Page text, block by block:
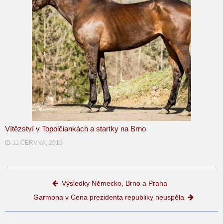
Vítězství v Topolčiankách a startky na Brno
11 ČERVNA, 2019
Post navigation
Výsledky Německo, Brno a Praha
Garmona v Cena prezidenta republiky neuspěla